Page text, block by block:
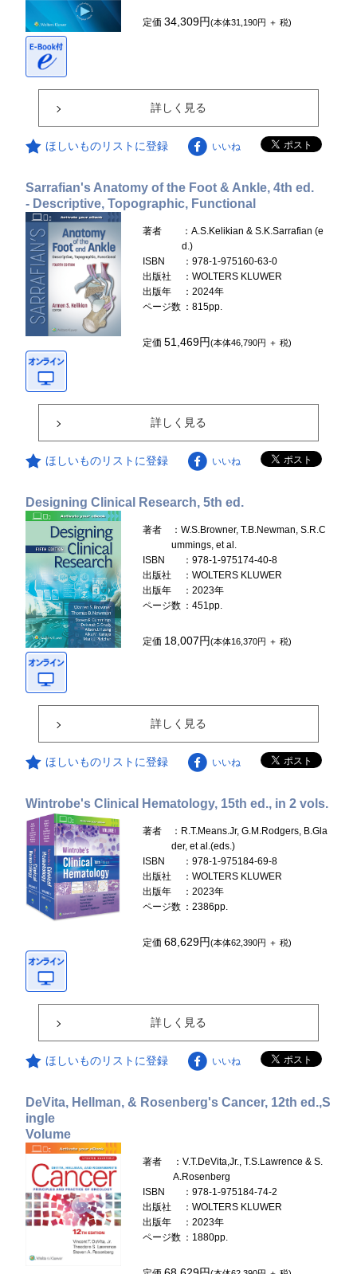
定価34,309円(本体31,190円 ＋ 税)
詳しく見る
ほしいものリストに登録 いいね
Sarrafian's Anatomy of the Foot & Ankle, 4th ed.
- Descriptive, Topographic, Functional
著者
：A.S.Kelikian & S.K.Sarrafian (e
d.)
ISBN
：978-1-975160-63-0
出版社
：WOLTERS KLUWER
出版年
：2024年
ページ数 ：815pp.
定価51,469円(本体46,790円 ＋ 税)
詳しく見る
ほしいものリストに登録 いいね
Designing Clinical Research, 5th ed.
著者
：W.S.Browner, T.B.Newman, S.R.C
ummings, et al.
ISBN
：978-1-975174-40-8
出版社
：WOLTERS KLUWER
出版年
：2023年
ページ数 ：451pp.
定価 18,007円(本体16,370円 ＋ 税)
詳しく見る
ほしいものリストに登録 いいね
Wintrobe's Clinical Hematology, 15th ed., in 2 vols.
著者
：R.T.Means.Jr, G.M.Rodgers, B.Gla
der, et al.(eds.)
ISBN
：978-1-975184-69-8
出版社
：WOLTERS KLUWER
出版年
：2023年
ページ数 ：2386pp.
定価68,629円(本体62,390円 ＋ 税)
詳しく見る
ほしいものリストに登録 いいね
DeVita, Hellman, & Rosenberg's Cancer, 12th ed.,S
ingle
Volume
著者
：V.T.DeVita,Jr., T.S.Lawrence & S.
A.Rosenberg
ISBN
：978-1-975184-74-2
出版社
：WOLTERS KLUWER
出版年
：2023年
ページ数 ：1880pp.